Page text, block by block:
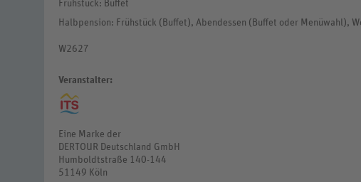
Frühstück: Buffet
Halbpension: Frühstück (Buffet), Abendessen (Buffet oder Menüwahl),
W2627
Veranstalter:
Eine Marke der
DERTOUR Deutschland GmbH
Humboldtstraße 140-144
51149 Köln